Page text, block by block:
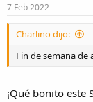
7 Feb 2022
Charlino dijo:
Fin de semana de
¡Qué bonito este